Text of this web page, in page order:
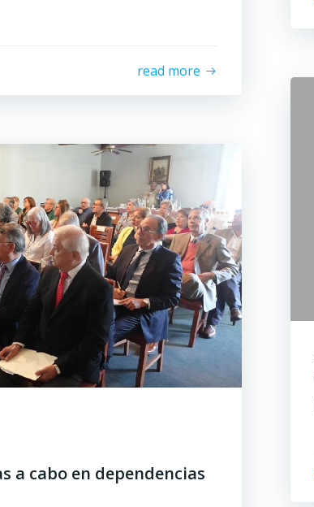
read more
a cabo en dependencias